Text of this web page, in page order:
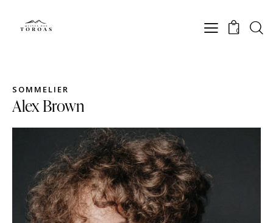
0
SOMMELIER
Alex Brown